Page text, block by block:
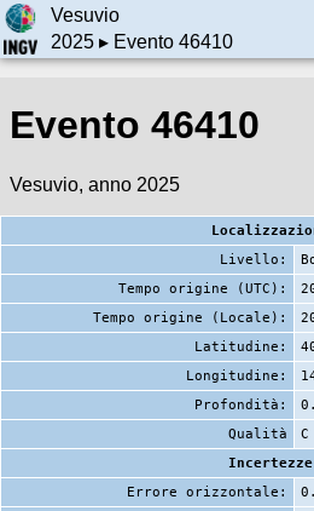
Vesuvio
2025▸ Evento 46410
Evento 46410
Vesuvio, anno 2025
Livello:
Tempo origine (UTC):
Tempo origine (Locale):
Latitudine:
Longitudine:
Profondità:
Qualità
C
Incertezze
Errore orizzontale: